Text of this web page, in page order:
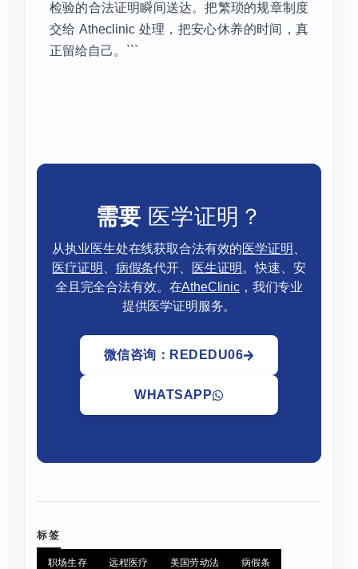
检验的合法证明瞬间送达。把繁琐的规章制度
交给 Atheclinic 处理，把安心休养的时间，真
正留给自己。```
需要 医学证明？
从执业医生处在线获取合法有效的医学证明
医疗证明
病假条代开、 医生证明 。快速、安
全且完全合法有效。在AtheClinic，我们专业
提供医学证明服务。
微信咨询：REDEDU06
WHATSAPP
标签
职场生存 远程医疗 美国劳动法 病假条